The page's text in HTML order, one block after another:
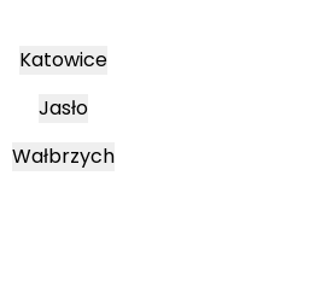
Katowice
Jasło
Wałbrzych